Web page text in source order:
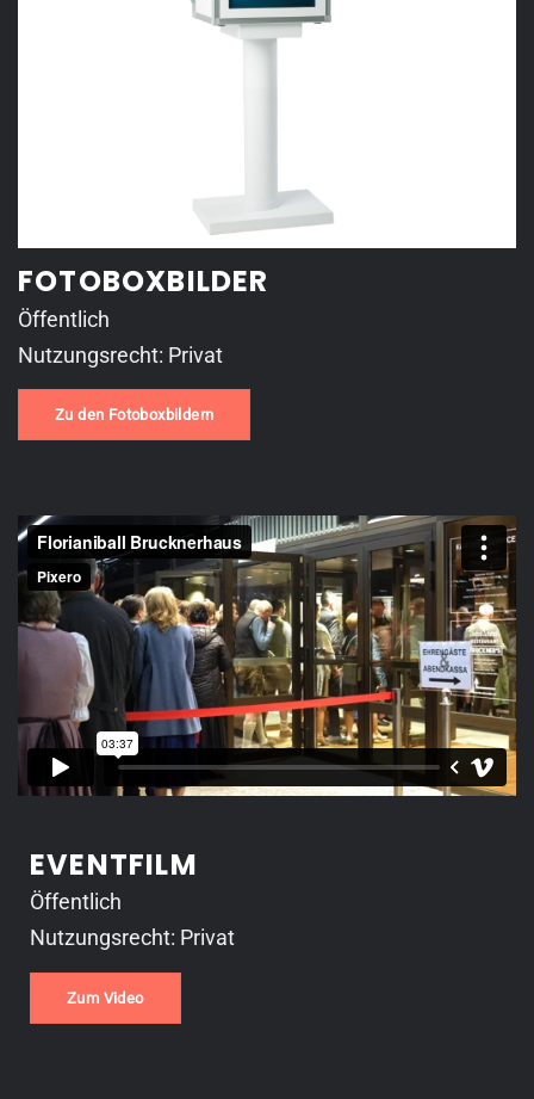
FOTOBOXBILDER
Öffentlich
Nutzungsrecht: Privat
Zu den Fotoboxbildern
EVENTFILM
Öffentlich
Nutzungsrecht: Privat
Zum Video